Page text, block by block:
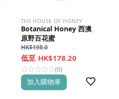
THE HOUSE OF HONEY
Botanical Honey 西澳
原野百花蜜
HK$198.0
HK$178.20
(0)
加入購物車